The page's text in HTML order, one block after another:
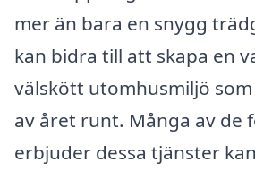
mer än bara en snygg
kan bidra till att skapa en
välskött utomhusmiljö
av året runt. Många av de
erbjuder dessa tjänster